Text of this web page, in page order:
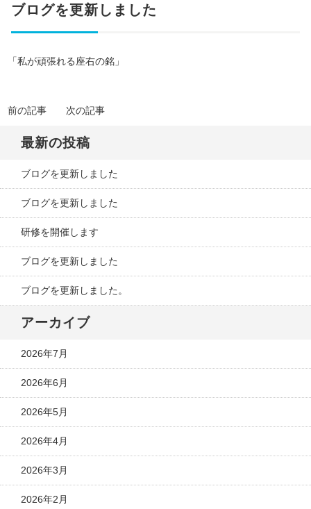
ブログを更新しました
「私が頑張れる座右の銘」
前の記事 次の記事
最新の投稿
ブログを更新しました
ブログを更新しました
研修を開催します
ブログを更新しました
ブログを更新しました。
アーカイブ
2026年7月
2026年6月
2026年5月
2026年4月
2026年3月
2026年2月